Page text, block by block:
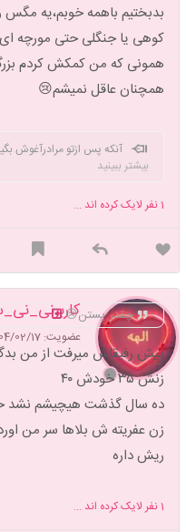
بدبختیم باهمه خوبم،یه مگس
کوهی یا جنگلی حتی مورچه
همونی که من کمکش کردم
همچنان عاقل نمیشم😢
آنکه پس ازتو مرادرآغوش
بیشتر ببینید
1نفر لایک کرده اند ...
عضویت: 1404/02/17
چقدر پستن😢
زنش ۳۵ خودش ۴۰
ده سال گذشت هیچیشم نشد
زن عفریته ش بلاها سر من
ریش داره
1نفر لایک کرده اند ...